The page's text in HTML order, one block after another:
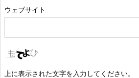
ウェブサイト
上に表示された文字を入力してください。